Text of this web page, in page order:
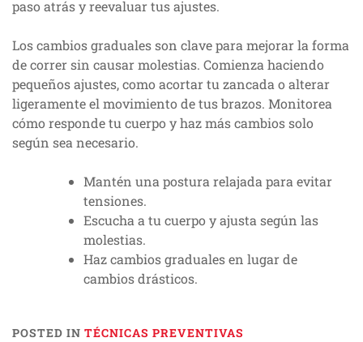
paso atrás y reevaluar tus ajustes.
Los cambios graduales son clave para mejorar la forma
de correr sin causar molestias. Comienza haciendo
pequeños ajustes, como acortar tu zancada o alterar
ligeramente el movimiento de tus brazos. Monitorea
cómo responde tu cuerpo y haz más cambios solo
según sea necesario.
Mantén una postura relajada para evitar
tensiones.
Escucha a tu cuerpo y ajusta según las
molestias.
Haz cambios graduales en lugar de
cambios drásticos.
POSTED IN TÉCNICAS PREVENTIVAS